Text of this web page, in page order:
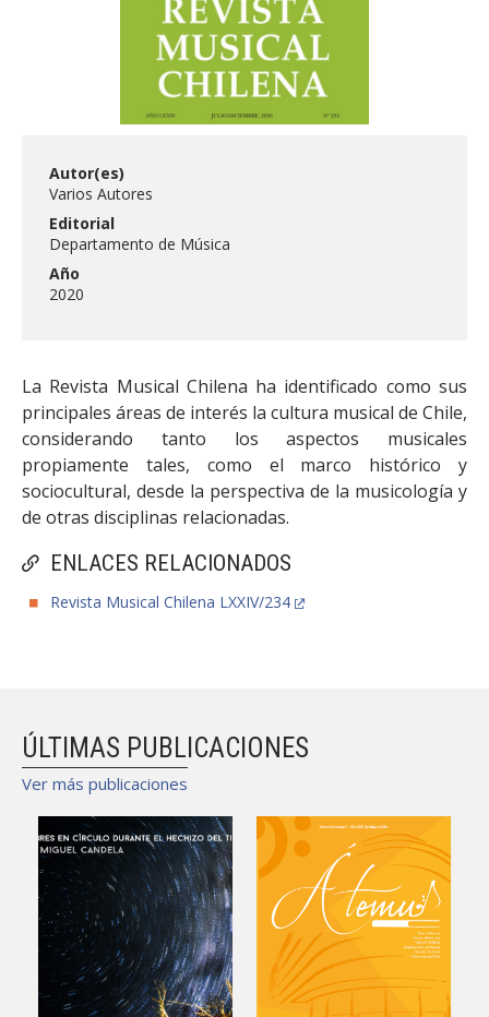
Académicas/os Egresadas/os
Autor(es)
Varios Autores
Editorial
Departamento de Música
Año
2020
ENLACES RELACIONADOS
Revista Musical Chilena LXXIV/234
La Revista Musical Chilena ha identificado como sus
principales áreas de interés la cultura musical de Chile,
considerando tanto los aspectos musicales
propiamente tales, como el marco histórico y
sociocultural, desde la perspectiva de la musicología y
de otras disciplinas relacionadas.
ÚLTIMAS PUBLICACIONES
Ver más publicaciones